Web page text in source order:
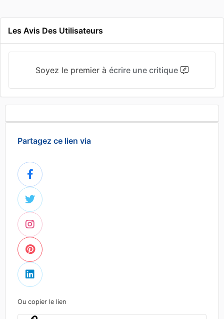
Les Avis Des Utilisateurs
Soyez le premier à écrire une critique
Partagez ce lien via
Ou copier le lien